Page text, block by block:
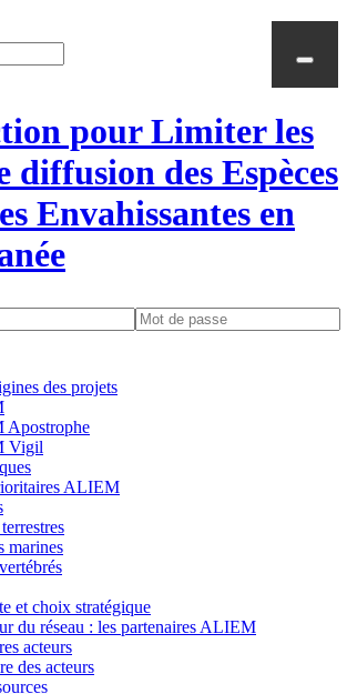
des projets
Vigil
ALIEM
marines
et choix stratégique
du réseau : les partenaires ALIEM
acteurs
des acteurs